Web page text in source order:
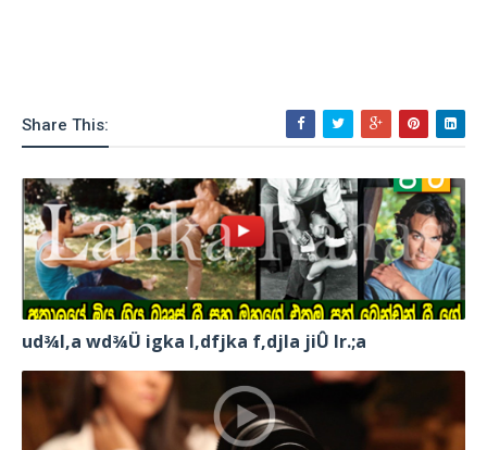
Share This:
ud¾I,a wd¾Ü igka l,dfjka f,djla jiÛ lr.;a